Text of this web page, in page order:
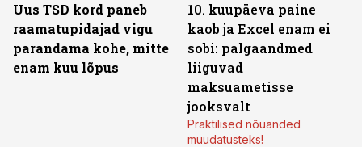
Uus TSD kord paneb
raamatupidajad vigu
parandama kohe, mitte
enam kuu lõpus
10. kuupäeva paine
kaob ja Excel enam ei
sobi: palgaandmed
liiguvad
maksuametisse
jooksvalt
Praktilised nõuanded
muudatusteks!